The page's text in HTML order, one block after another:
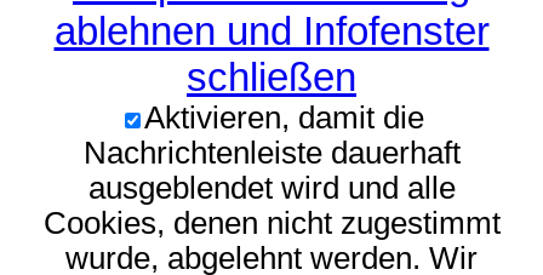
ablehnen und Infofenster
schließen
Aktivieren, damit die
Nachrichtenleiste dauerhaft
ausgeblendet wird und alle
Cookies, denen nicht zugestimmt
wurde, abgelehnt werden. Wir